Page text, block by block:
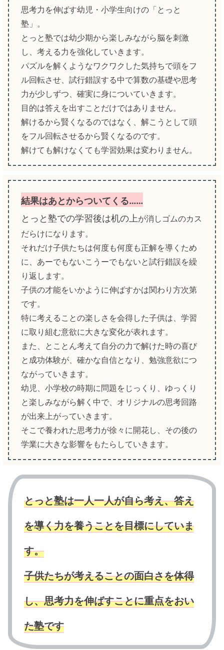
思考力を伸ばす幼児・小学生向けの「とっと
塾」。
とっと塾では幼少期から楽しみながら脳を刺激
し、考える力を強化していきます。
パズルを解くようなワクワクした気持ちで頭をフ
ル回転させ、試行錯誤する中で算数の基礎や思考
力が少しずつ、確実に身についていきます。
目的は答えを出すことだけではありません。
解けるから賢くなるのではなく、解こうとして頭
をフル回転させるから賢くなるのです。
解けても解けなくても学習効果は変わりません。
結果はあとからついてくる……
とっと塾での学習後は机の上が消しゴムのカス
だらけになります。
それだけ子供たちは何度も何度も正解を導くため
に、あーでもないこうーでもないと試行錯誤を繰
り返します。
子供の才能をいかように伸ばすかは関わり方次第
です。
特に考えることの楽しさを会得した子供は、学習
に取り組む意欲に大きな変化が表れます。
また、とことん考えて自分の力で解けた時の喜び
と成功体験が、確かな自信となり、勉強意欲につ
ながっていきます。
幼児、小学校の時期に問題をじっくり、ゆっくり
と楽しみながら解く中で、オリジナルの思考回路
が出来上がっていきます。
そこで養われた思考力が徐々に開花し、その後の
学業に大きな影響をもたらしていきます。
とっと塾は一人一人が自ら考え、答え
を導く力を養うことを目標にしていま
す。
子供たちが考えることの面白さを体得
し、思考力を伸ばすことに重点をおい
た塾です